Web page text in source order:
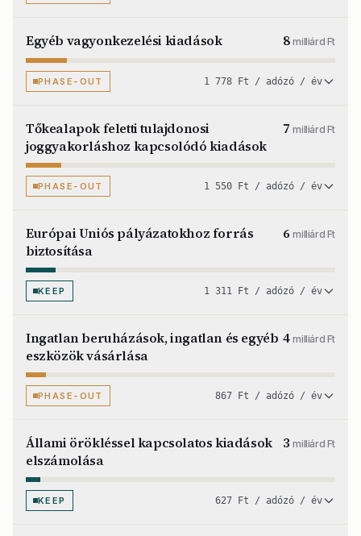
Egyéb vagyonkezelési kiadások 8milliárd Ft
PHASE-OUT 1 778 Ft / adózó / év
Tőkealapok feletti tulajdonosi
joggyakorláshoz kapcsolódó kiadások
7milliárd Ft
PHASE-OUT 1 550 Ft / adózó / év
Európai Uniós pályázatokhoz forrás
biztosítása
6milliárd Ft
KEEP 1 311 Ft / adózó / év
Ingatlan beruházások, ingatlan és egyéb
eszközök vásárlása
4milliárd Ft
PHASE-OUT 867 Ft / adózó / év
Állami örökléssel kapcsolatos kiadások
elszámolása
3milliárd Ft
KEEP 627 Ft / adózó / év